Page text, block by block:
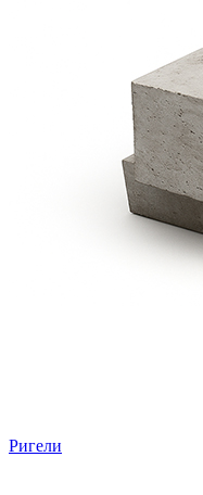
Ригели